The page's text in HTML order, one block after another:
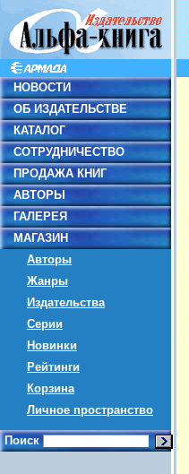
НОВОСТИ
ОБ ИЗДАТЕЛЬСТВЕ
КАТАЛОГ
СОТРУДНИЧЕСТВО
ПРОДАЖА КНИГ
АВТОРЫ
ГАЛЕРЕЯ
МАГАЗИН
Авторы
Жанры
Издательства
Серии
Новинки
Рейтинги
Корзина
Личное пространство
Поиск